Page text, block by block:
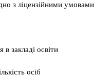
з ліцензійними умовами
закладі освіти
осіб